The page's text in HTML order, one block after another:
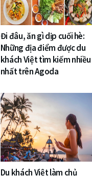
Đi đâu, ăn gì dịp cuối hè:
Những địa điểm được du
khách Việt tìm kiếm nhiều
nhất trên Agoda
Du khách Việt làm chủ